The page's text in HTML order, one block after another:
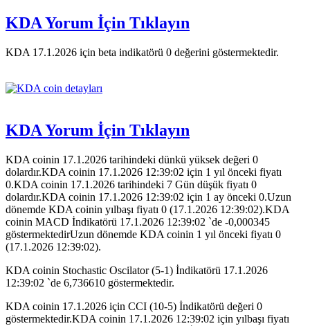
KDA Yorum İçin Tıklayın
KDA 17.1.2026 için beta indikatörü 0 değerini göstermektedir.
KDA Yorum İçin Tıklayın
KDA coinin 17.1.2026 tarihindeki dünkü yüksek değeri 0
dolardır.KDA coinin 17.1.2026 12:39:02 için 1 yıl önceki fiyatı
0.KDA coinin 17.1.2026 tarihindeki 7 Gün düşük fiyatı 0
dolardır.KDA coinin 17.1.2026 12:39:02 için 1 ay önceki 0.Uzun
dönemde KDA coinin yılbaşı fiyatı 0 (17.1.2026 12:39:02).KDA
coinin MACD İndikatörü 17.1.2026 12:39:02 `de -0,000345
göstermektedirUzun dönemde KDA coinin 1 yıl önceki fiyatı 0
(17.1.2026 12:39:02).
KDA coinin Stochastic Oscilator (5-1) İndikatörü 17.1.2026
12:39:02 `de 6,736610 göstermektedir.
KDA coinin 17.1.2026 için CCI (10-5) İndikatörü değeri 0
göstermektedir.KDA coinin 17.1.2026 12:39:02 için yılbaşı fiyatı